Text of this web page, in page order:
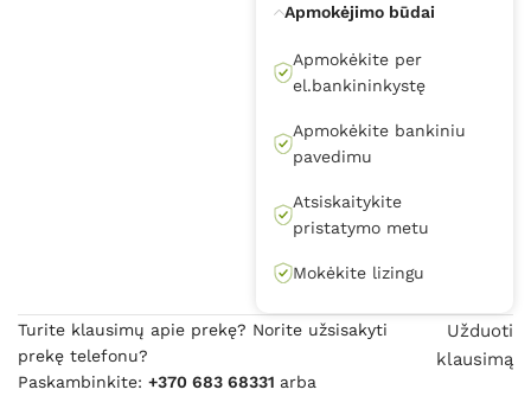
Apmokėjimo būdai
Apmokėkite per
el.bankininkystę
Apmokėkite bankiniu
pavedimu
Atsiskaitykite
pristatymo metu
Mokėkite lizingu
Turite klausimų apie prekę? Norite užsisakyti
prekę telefonu?
Paskambinkite: +370 683 68331 arba
Užduoti
klausimą